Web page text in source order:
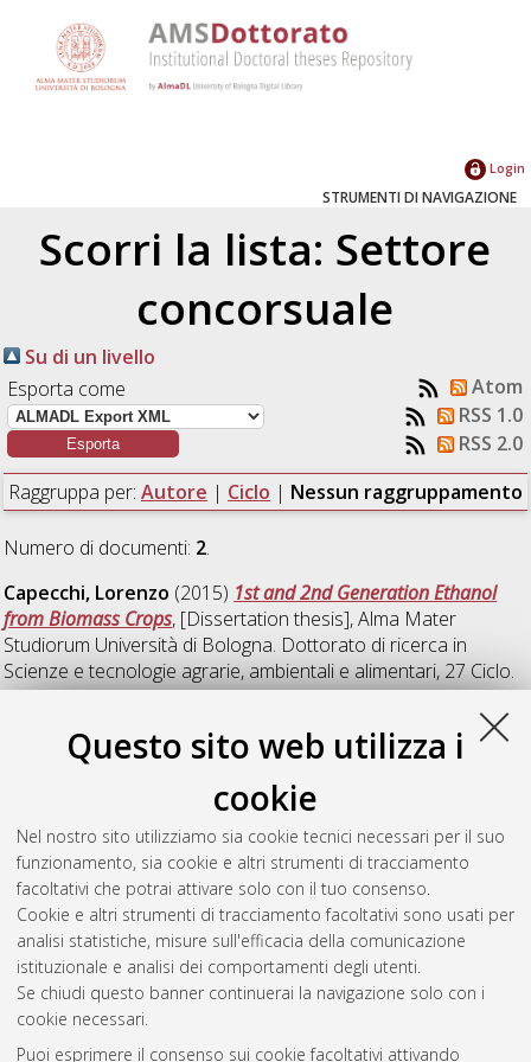
Questo sito web utilizza i
cookie
Nel nostro sito utilizziamo sia cookie tecnici necessari per il suo
funzionamento, sia cookie e altri strumenti di tracciamento
facoltativi che potrai attivare solo con il tuo consenso.
Cookie e altri strumenti di tracciamento facoltativi sono usati per
analisi statistiche, misure sull'efficacia della comunicazione
istituzionale e analisi dei comportamenti degli utenti.
Se chiudi questo banner continuerai la navigazione solo con i
cookie necessari.
Puoi esprimere il consenso sui cookie facoltativi attivando
Login
STRUMENTI DI NAVIGAZIONE
Scorri la lista: Settore
concorsuale
Su di un livello
Esporta come
Atom
RSS 1.0
RSS 2.0
Raggruppa per: Autore | Ciclo | Nessun raggruppamento
Numero di documenti: 2.
Capecchi, Lorenzo (2015) 1st and 2nd Generation Ethanol
from Biomass Crops, [Dissertation thesis], Alma Mater
Studiorum Università di Bologna. Dottorato di ricerca in
Scienze e tecnologie agrarie, ambientali e alimentari, 27 Ciclo.
DOI 10.6092/unibo/amsdottorato/7161.
Righetto, Costantina(2015)Giardini per rivivere: orticoltura
e giardinaggio a fini terapeutici in contesti sanitari,
[Dissertation thesis], Alma Mater Studiorum Università di
Bologna. Dottorato di ricerca inScienze e tecnologie agrarie,
ambientali e alimentari, 27 Ciclo. DOI
10.6092/unibo/amsdottorato/7169.
Questa lista e' stata generata ilSat Aug 8 20:38:29 2026
Atom